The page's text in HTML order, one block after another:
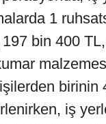
1
197 bin 400
birinin
iş